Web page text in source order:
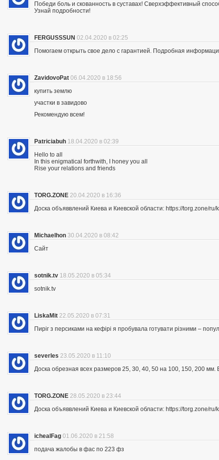
Победи боль и скованность в суставах! Сверхэффективный
Узнай подробности!
FERGUSSSUN 02.04.2020 в 02:25
Помогаем открыть свое дело с гарантией. Подробная
ZavidovoPat 06.04.2020 в 18:56
купить землю
участки в завидово
Рекомендую всем!
Patriciabuh 18.04.2020 в 02:39
Hello to all
In this enigmatical forthwith, I honey you all
Rise your relations and friends
TORG.ZONE 20.04.2020 в 16:36
Доска объяввлений Киева и Киевской области: https://torg.zone/ru/
Michaelhon 30.04.2020 в 08:42
Сайт
sotnik.tv 18.05.2020 в 05:34
sotnik.tv
LiskaMit 22.05.2020 в 07:31
Пиріг з персиками на кефірі я пробувала готувати різними –
severles 23.05.2020 в 11:10
Доска обрезная всех размеров 25, 30, 40, 50 на 100, 150, 200
TORG.ZONE 28.05.2020 в 23:44
Доска объяввлений Киева и Киевской области: https://torg.zone/ru/
ichealFag 01.06.2020 в 21:58
подача жалобы в фас по 223 фз